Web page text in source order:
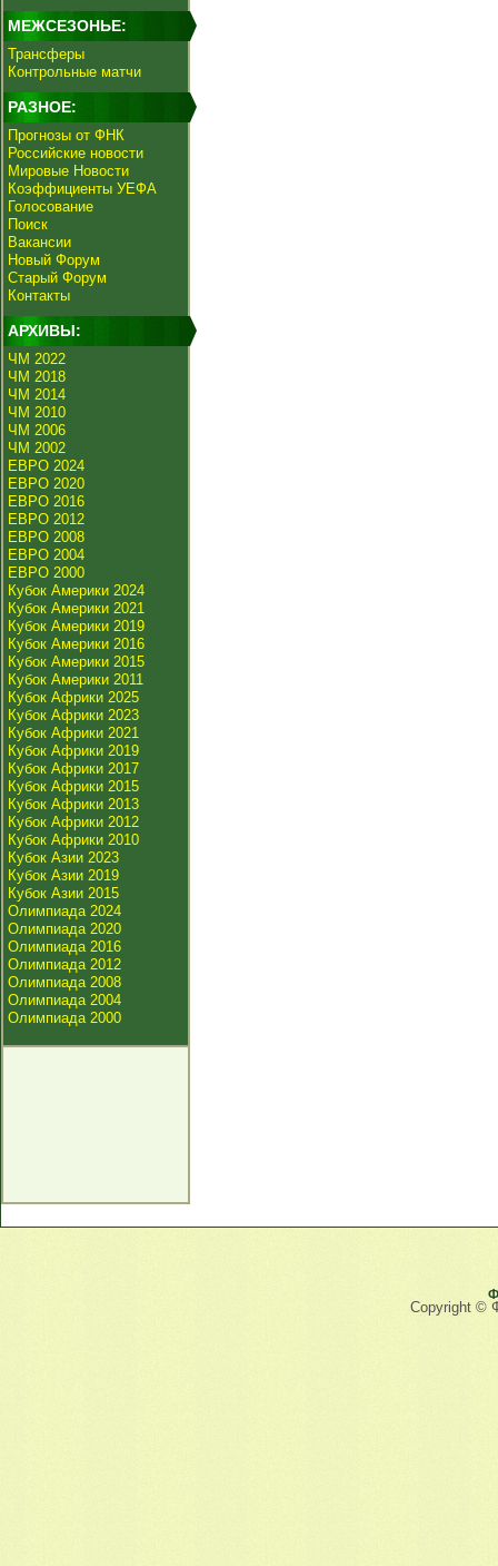
МЕЖСЕЗОНЬЕ:
Трансферы
Контрольные матчи
РАЗНОЕ:
Прогнозы от ФНК
Российские новости
Мировые Новости
Коэффициенты УЕФА
Голосование
Поиск
Вакансии
Новый Форум
Старый Форум
Контакты
АРХИВЫ:
ЧМ 2022
ЧМ 2018
ЧМ 2014
ЧМ 2010
ЧМ 2006
ЧМ 2002
ЕВРО 2024
ЕВРО 2020
ЕВРО 2016
ЕВРО 2012
ЕВРО 2008
ЕВРО 2004
ЕВРО 2000
Кубок Америки 2024
Кубок Америки 2021
Кубок Америки 2019
Кубок Америки 2016
Кубок Америки 2015
Кубок Америки 2011
Кубок Африки 2025
Кубок Африки 2023
Кубок Африки 2021
Кубок Африки 2019
Кубок Африки 2017
Кубок Африки 2015
Кубок Африки 2013
Кубок Африки 2012
Кубок Африки 2010
Кубок Азии 2023
Кубок Азии 2019
Кубок Азии 2015
Олимпиада 2024
Олимпиада 2020
Олимпиада 2016
Олимпиада 2012
Олимпиада 2008
Олимпиада 2004
Олимпиада 2000
Copyright ©